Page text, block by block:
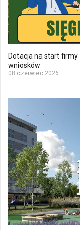
Dotacja na start firmy
wniosków
08 czerwiec 2026